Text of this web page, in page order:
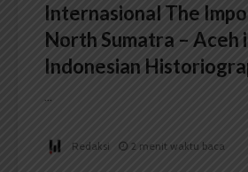
Internasional The
North Sumatra – Aceh
Indonesian
...
Redaksi 2 menit waktu baca